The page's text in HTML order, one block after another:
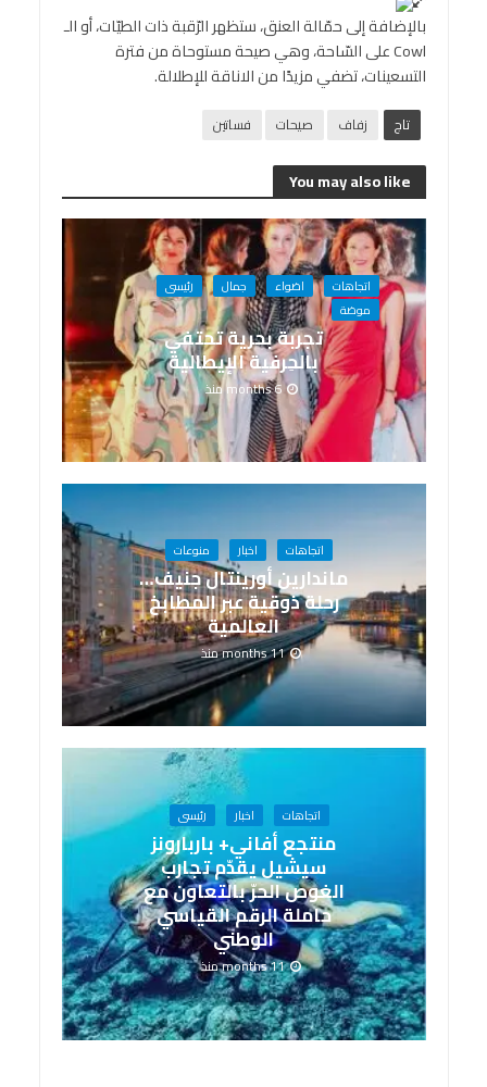
بالإضافة إلى حمّالة العنق، ستظهر الرّقبة ذات الطيّات، أو الـ
Cowl على السّاحة، وهي صيحة مستوحاة من فترة
التسعينات، تضفي مزيدًا من الاناقة للإطلالة.
تاج زفاف صيحات فساتين
You may also like
اتجاهات اضواء جمال
رئيسى
موضة
تجربة بحرية تحتفي
بالحِرفية الإيطالية
6 months منذ
اتجاهات اخبار منوعات
ماندارين أورينتال جنيف…
رحلة ذوقية عبر المطابخ
العالمية
11 months منذ
اتجاهات اخبار رئيسى
منتجع أفاني+ باربارونز
سيشيل يقدّم تجارب
الغوص الحرّ بالتعاون مع
حاملة الرقم القياسي
الوطني
11 months منذ